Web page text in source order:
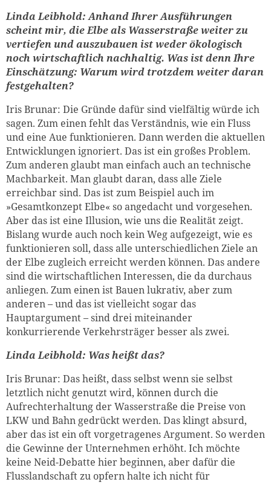
Linda Leibhold: Anhand Ihrer Ausführungen
scheint mir, die Elbe als Wasserstraße weiter zu
vertiefen und auszubauen ist weder ökologisch
noch wirtschaftlich nachhaltig. Was ist denn Ihre
Einschätzung: Warum wird trotzdem weiter daran
festgehalten?
Iris Brunar: Die Gründe dafür sind vielfältig würde ich
sagen. Zum einen fehlt das Verständnis, wie ein Fluss
und eine Aue funktionieren. Dann werden die aktuellen
Entwicklungen ignoriert. Das ist ein großes Problem.
Zum anderen glaubt man einfach auch an technische
Machbarkeit. Man glaubt daran, dass alle Ziele
erreichbar sind. Das ist zum Beispiel auch im
»Gesamtkonzept Elbe« so angedacht und vorgesehen.
Aber das ist eine Illusion, wie uns die Realität zeigt.
Bislang wurde auch noch kein Weg aufgezeigt, wie es
funktionieren soll, dass alle unterschiedlichen Ziele an
der Elbe zugleich erreicht werden können. Das andere
sind die wirtschaftlichen Interessen, die da durchaus
anliegen. Zum einen ist Bauen lukrativ, aber zum
anderen – und das ist vielleicht sogar das
Hauptargument – sind drei miteinander
konkurrierende Verkehrsträger besser als zwei.
Linda Leibhold: Was heißt das?
Iris Brunar: Das heißt, dass selbst wenn sie selbst
letztlich nicht genutzt wird, können durch die
Aufrechterhaltung der Wasserstraße die Preise von
LKW und Bahn gedrückt werden. Das klingt absurd,
aber das ist ein oft vorgetragenes Argument. So werden
die Gewinne der Unternehmen erhöht. Ich möchte
keine Neid-Debatte hier beginnen, aber dafür die
Flusslandschaft zu opfern halte ich nicht für
Zum Warenkorb